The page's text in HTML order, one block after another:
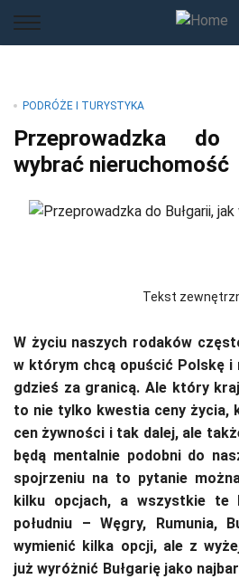
PODRÓŻE I TURYSTYKA
Przeprowadzka
wybrać nieruchomość
Tekst
W życiu naszych rodaków
w którym chcą opuścić Polskę i
gdzieś za granicą. Ale który
to nie tylko kwestia ceny życia,
cen żywności i tak dalej, ale
będą mentalnie podobni do
spojrzeniu na to pytanie
kilku opcjach, a wszystkie te
południu – Węgry, Rumunia,
wymienić kilka opcji, ale z
już wyróżnić Bułgarię jako